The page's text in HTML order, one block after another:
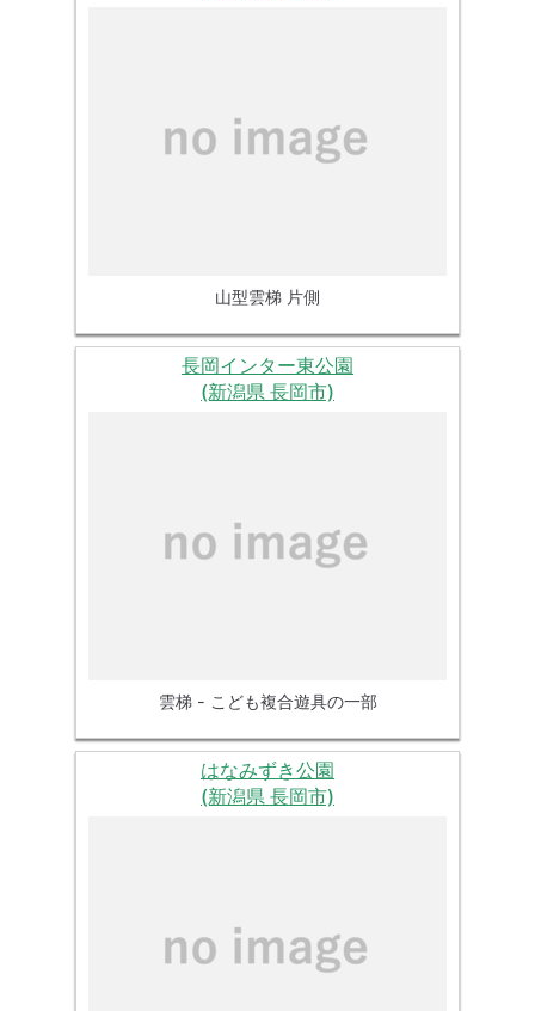
山型雲梯 片側
長岡インター東公園
(新潟県 長岡市)
雲梯 - こども複合遊具の一部
はなみずき公園
(新潟県 長岡市)